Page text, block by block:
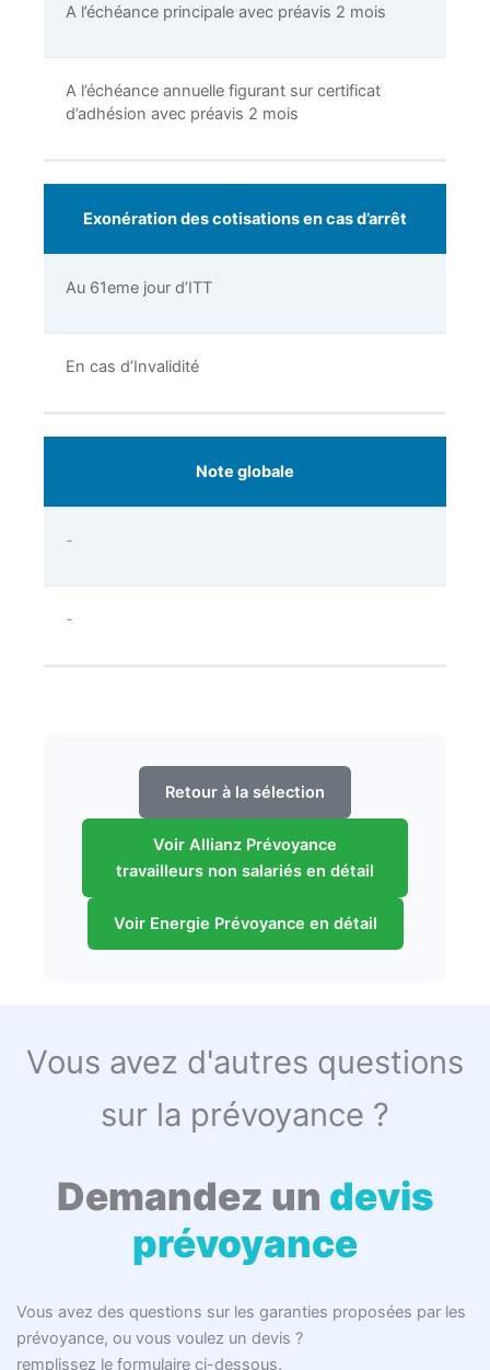
A l’échéance principale avec préavis 2 mois
A l’échéance annuelle figurant sur certificat
d’adhésion avec préavis 2 mois
Exonération des cotisations en cas d’arrêt
Au 61eme jour d’ITT
En cas d’Invalidité
Note globale
-
-
Retour à la sélection
Voir Allianz Prévoyance
travailleurs non salariés en détail
Voir Energie Prévoyance en détail
Vous avez d'autres questions
sur la prévoyance ?
Demandez un devis
prévoyance
Vous avez des questions sur les garanties proposées par les
prévoyance, ou vous voulez un devis ?
remplissez le formulaire ci-dessous.